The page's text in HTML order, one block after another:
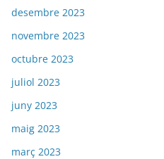
desembre 2023
novembre 2023
octubre 2023
juliol 2023
juny 2023
maig 2023
març 2023